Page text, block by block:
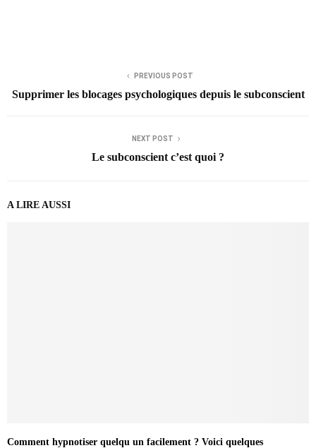
PREVIOUS POST
Supprimer les blocages psychologiques depuis le subconscient
NEXT POST
Le subconscient c’est quoi ?
A LIRE AUSSI
Comment hypnotiser quelqu un facilement ? Voici quelques